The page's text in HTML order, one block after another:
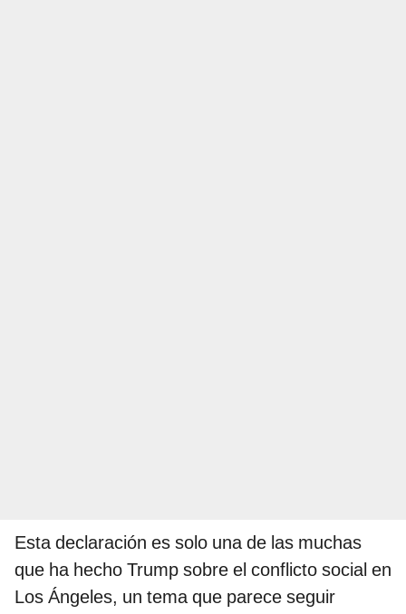
Esta declaración es solo una de las muchas
que ha hecho Trump sobre el conflicto social en
Los Ángeles, un tema que parece seguir